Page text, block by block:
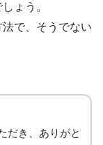
ょう。
で、そうでない
だき、ありがと